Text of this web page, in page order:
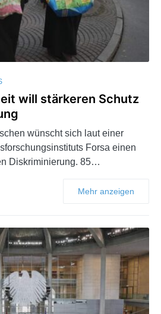
will stärkeren Schutz
wünscht sich laut einer
Forsa einen
Diskriminierung. 85…
Mehr anzeigen